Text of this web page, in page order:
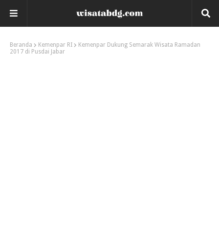
Beranda Kemenpar RI
Kemenpar Dukung Semarak Wisata Ramadan
2017 di Pusdai Jabar